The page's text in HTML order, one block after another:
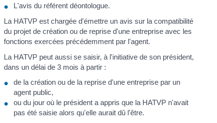
L'avis du référent déontologue.
La HATVP est chargée d'émettre un avis sur la compatibilité
du projet de création ou de reprise d'une entreprise avec les
fonctions exercées précédemment par l'agent.
La HATVP peut aussi se saisir, à l'initiative de son président,
dans un délai de 3 mois à partir :
de la création ou de la reprise d'une entreprise par un
agent public,
ou du jour où le président a appris que la HATVP n'avait
pas été saisie alors qu'elle aurait dû l'être.